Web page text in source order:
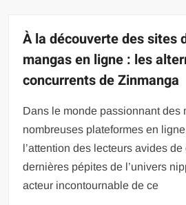
À la découverte des sites
mangas en ligne : les
concurrents de Zinmanga
Dans le monde passionnant des
nombreuses plateformes en
l’attention des lecteurs avides
dernières pépites de l’univers
acteur incontournable de ce